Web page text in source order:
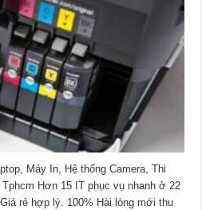
Nguyễn
Đừng
Quận
5
Máy In, Hệ thống Camera, Thi
Hơn 15 IT phục vụ nhanh ở 22
rẻ hợp lý. 100% Hài lòng mới thu